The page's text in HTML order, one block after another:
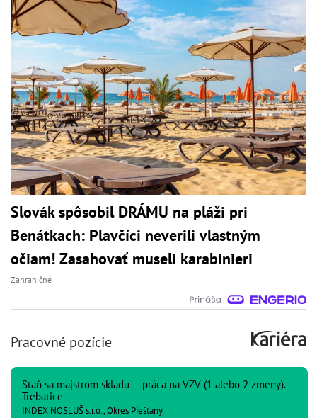
Slovák spôsobil DRÁMU na pláži pri
Benátkach: Plavčíci neverili vlastným
očiam! Zasahovať museli karabinieri
Zahraničné
Pracovné pozície
Staň sa majstrom skladu – práca na VZV (1 alebo 2 zmeny).
Trebatice
INDEX NOSLUŠ s.r.o., Okres Piešťany